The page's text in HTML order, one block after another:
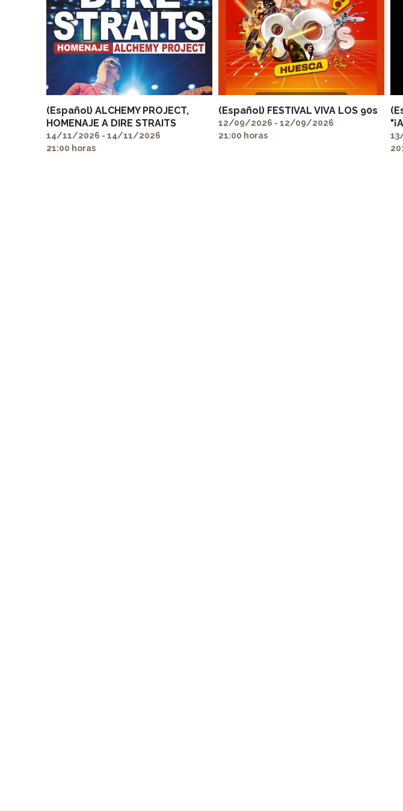
(Español) ALCHEMY PROJECT,
HOMENAJE A DIRE STRAITS
14/11/2026 - 14/11/2026
21:00 horas
(Español) FESTIVAL VIVA LOS 90s
12/09/2026 - 12/09/2026
21:00 horas